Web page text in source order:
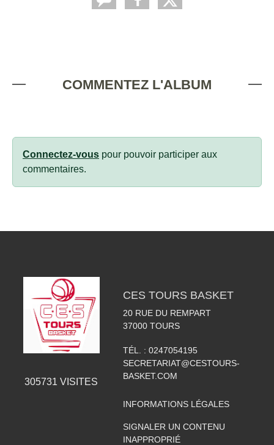
COMMENTEZ L'ALBUM
Connectez-vous pour pouvoir participer aux
commentaires.
305731 VISITES
CES TOURS BASKET
20 RUE DU REMPART
37000 TOURS
TÉL. : 0247054195
SECRETARIAT@CESTOURS-
BASKET.COM
INFORMATIONS LÉGALES
SIGNALER UN CONTENU
INAPPROPRIÉ